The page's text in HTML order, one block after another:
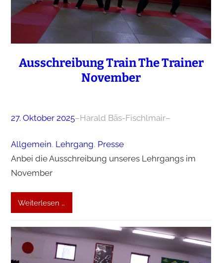
Ausschreibung Train The Trainer
November
27. Oktober 2025–Harald Bäs-Fischlmair–
Allgemein, Lehrgang, Presse
Anbei die Ausschreibung unseres Lehrgangs im
November
Weiterlesen …